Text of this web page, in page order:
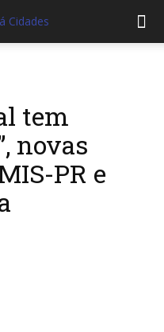
tem
novas
PR e